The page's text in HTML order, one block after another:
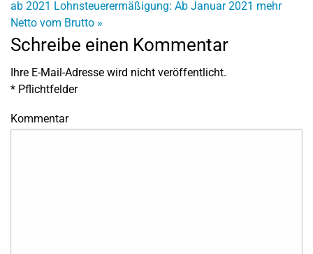
ab 2021 Lohnsteuerermäßigung: Ab Januar 2021 mehr
Netto vom Brutto »
Schreibe einen Kommentar
Ihre E-Mail-Adresse wird nicht veröffentlicht.
* Pflichtfelder
Kommentar